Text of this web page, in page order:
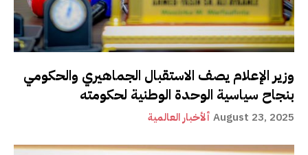
وزير الإعلام يصف الاستقبال الجماهيري والحكومي
بنجاح سياسية الوحدة الوطنية لحكومته
ألأخبار العالمية August 23, 2025